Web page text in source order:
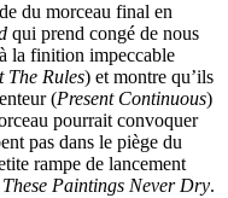
du morceau final en
qui prend congé de nous
la finition impeccable
The Rules) et montre qu’ils
(Present Continuous)
pourrait convoquer
pas dans le piège du
rampe de lancement
These Paintings Never Dry.